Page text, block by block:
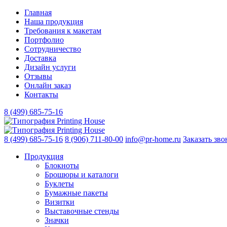
Главная
Наша продукция
Требования к макетам
Портфолио
Сотрудничество
Доставка
Дизайн услуги
Отзывы
Онлайн заказ
Контакты
8 (499) 685-75-16
8 (499) 685-75-16 8 (906) 711-80-00 info@pr-home.ru Заказать
Продукция
Блокноты
Брошюры и каталоги
Буклеты
Бумажные пакеты
Визитки
Выставочные стенды
Значки